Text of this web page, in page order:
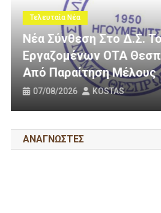
Μετά
Τελευταία Νέα
3
Οδοποιία
31/07/2026
ΑΝΑΓΝΩΣΤΕΣ